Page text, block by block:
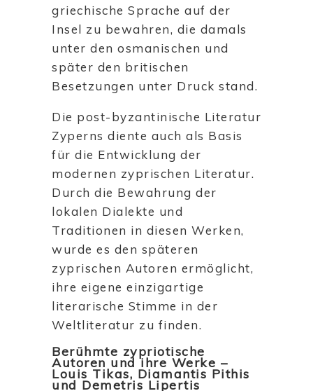
griechische Sprache auf der
Insel zu bewahren, die damals
unter den osmanischen und
später den britischen
Besetzungen unter Druck stand.
Die post-byzantinische Literatur
Zyperns diente auch als Basis
für die Entwicklung der
modernen zyprischen Literatur.
Durch die Bewahrung der
lokalen Dialekte und
Traditionen in diesen Werken,
wurde es den späteren
zyprischen Autoren ermöglicht,
ihre eigene einzigartige
literarische Stimme in der
Weltliteratur zu finden.
Berühmte zypriotische
Autoren und ihre Werke –
Louis Tikas, Diamantis Pithis
und Demetris Lipertis